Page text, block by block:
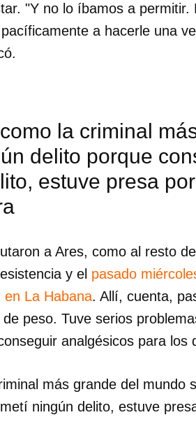
poder guardar como favorito, primero
de 14ymedio.
INICIAR
"Y no lo íbamos a
a hacerle una
la criminal
delito porque
estuve presa
a Ares, como al resto
y el pasado
La Habana. Allí, cuenta,
peso. Tuve serios
analgésicos para los
más grande del mundo
ningún delito, estuve